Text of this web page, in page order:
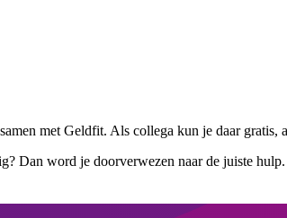
met Geldfit. Als collega kun je daar
Dan word je doorverwezen naar de juiste hulp.